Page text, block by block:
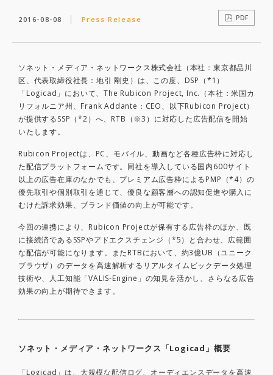
2016-08-08 Press Release PDF
ソネット・メディア・ネットワークス株式会社（本社：東京都品川
区、代表取締役社長：地引 剛史）は、この度、DSP（*1）
「Logicad」において、The Rubicon Project, Inc.（本社：米国カ
リフォルニア州、Frank Addante：CEO、以下Rubicon Project）
が提供するSSP（*2）へ、RTB（※3）に対応した広告配信を開始
いたします。
Rubicon Projectは、PC、モバイル、動画など各種広告枠に対応し
た配信プラットフォームです。同社を導入している国内600サイト
以上の広告在庫のなかでも、プレミアム広告枠によるPMP（*4）の
優先取引や個別取引を通じて、優良な顧客層への認知促進や購入に
むけた訴求効果、ブランド価値の向上が可能です。
今回の連携により、Rubicon Projectが保有する広告枠のほか、既
に接続済であるSSPやアドエクスチェンジ（*5）と合わせ、広範囲
な配信が可能になります。またRTBにおいて、約3億UB（ユニーク
ブラウザ）のデータを高速解析するリアルタイムビックデータ処理
技術や、人工知能「VALIS‐Engine」の知見を活かし、さらなる広告
効果の向上が期待できます。
ソネット・メディア・ネットワークス「Logicad」概要
「Logicad」は、大規模な配信ログ、オーディエンスデータを高速